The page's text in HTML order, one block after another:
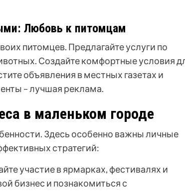
Любовь к питомцам
питомцев. Предлагайте услуги по
Создайте комфортные условия
объявления в местных газетах и
– лучшая реклама.
в маленьком городе
Здесь особенно важны личные
стратегий:
участие в ярмарках, фестивалях и
бизнес и познакомиться с